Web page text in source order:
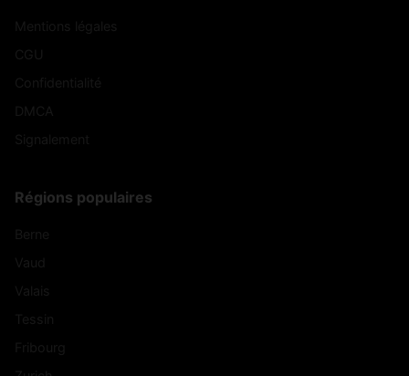
Régions populaires